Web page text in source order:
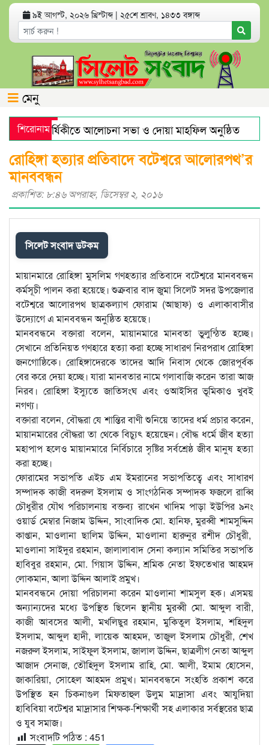
৯ই আগস্ট, ২০২৬ খ্রিস্টাব্দ | ২৫শে শ্রাবণ, ১৪৩৩ বঙ্গাব্দ
মেনু
শিরোনাম
মৃত্যুবার্ষিকীতে আলোচনা সভা ও দোয়া মাহফিল অনুষ্ঠিত
স্বর্ণের দামে বড় লাফ
যেসব অ্যাপ থাকলে হ্যাকড হতে
রোহিঙ্গা হত্যার প্রতিবাদে বটেশ্বরে আলোরপথ’র
মানববন্ধন
প্রকাশিত: ৮:৪৬ অপরাহ্ণ, ডিসেম্বর ২, ২০১৬
সিলেট সংবাদ ডটকম
মায়ানমারে রোহিঙ্গা মুসলিম গণহত্যার প্রতিবাদে বটেশ্বরে মানববন্ধন
কর্মসূচী পালন করা হয়েছে। শুক্রবার বাদ জুমা সিলেট সদর উপজেলার
বটেশ্বরে আলোরপথ ছাত্রকল্যাণ ফোরাম (আছাফ) ও এলাকাবাসীর
উদ্যোগে এ মানববন্ধন অনুষ্ঠিত হয়েছে।
মানববন্ধনে বক্তারা বলেন, মায়ানমারে মানবতা ভুলুন্ঠিত হচ্ছে।
সেখানে প্রতিনিয়ত গণহারে হত্যা করা হচ্ছে সাধারণ নিরপরাধ রোহিঙ্গা
জনগোষ্ঠিকে। রোহিঙ্গাদেরকে তাদের আদি নিবাস থেকে জোরপূর্বক
বের করে দেয়া হচ্ছে। যারা মানবতার নামে গলাবাজি করেন তারা আজ
নিরব। রোহিঙ্গা ইস্যুতে জাতিসংঘ এবং ওআইসির ভূমিকাও খুবই
নগণ্য।
বক্তারা বলেন, বৌদ্ধরা যে শান্তির বাণী শুনিয়ে তাদের ধর্ম প্রচার করেন,
মায়ানমারের বৌদ্ধরা তা থেকে বিচ্যুৎ হয়েছেন। বৌদ্ধ ধর্মে জীব হত্যা
মহাপাপ হলেও মায়ানমারে নির্বিচারে সৃষ্টির সর্বশ্রেষ্ঠ জীব মানুষ হত্যা
করা হচ্ছে।
ফোরামের সভাপতি এইচ এম ইমরানের সভাপতিত্বে এবং সাধারণ
সম্পাদক কাজী বদরুল ইসলাম ও সাংগঠনিক সম্পাদক ফজলে রাব্বি
চৌধুরীর যৌথ পরিচালনায় বক্তব্য রাখেন খাদিম পাড়া ইউপির ৯নং
ওয়ার্ড মেম্বার নিজাম উদ্দিন, সাংবাদিক মো. হানিফ, মুরব্বী শামসুদ্দিন
কাপ্তান, মাওলানা ছালিম উদ্দিন, মাওলানা হারুনুর রশীদ চৌধুরী,
মাওলানা সাইদুর রহমান, জালালাবাদ সেনা কল্যান সমিতির সভাপতি
হাবিবুর রহমান, মো. গিয়াস উদ্দিন, শ্রমিক নেতা ইফতেখার আহমদ
লোকমান, আলা উদ্দিন আলাই প্রমুখ।
মানববন্ধনে দোয়া পরিচালনা করেন মাওলানা শামসুল হক। এসময়
অন্যান্যদের মধ্যে উপস্থিত ছিলেন স্থানীয় মুরব্বী মো. আব্দুল বারী,
কাজী আবসের আলী, মখলিছুর রহমান, মুকিতুল ইসলাম, শহিদুল
ইসলাম, আব্দুল হাদী, লায়েক আহমদ, তাজুল ইসলাম চৌধুরী, শেখ
নজরুল ইসলাম, সাইফুল ইসলাম, জালাল উদ্দিন, ছাত্রলীগ নেতা আব্দুল
আজাদ সেনাজ, তৌহিদুল ইসলাম রাহি, মো. আলী, ইমাম হোসেন,
জাকারিয়া, সোহেল আহমদ প্রমুখ। মানববন্ধনে সংহতি প্রকাশ করে
উপস্থিত হন চিকনাগুল মিফতাহুল উলুম মাদ্রাসা এবং আযুদিয়া
হাবিবিয়া বটেশ্বর মাদ্রাসার শিক্ষক-শিক্ষার্থী সহ এলাকার সর্বস্থরের ছাত্র
ও যুব সমাজ।
সংবাদটি পঠিত : 451